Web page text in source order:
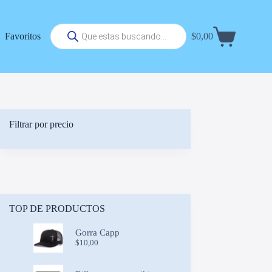
Favoritos
Búsqueda
de
productos
Carrito
$0,00
Filtrar por precio
TOP DE PRODUCTOS
Gorra Capp
$10,00